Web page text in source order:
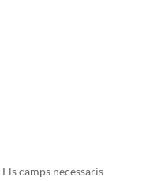
Els camps necessaris